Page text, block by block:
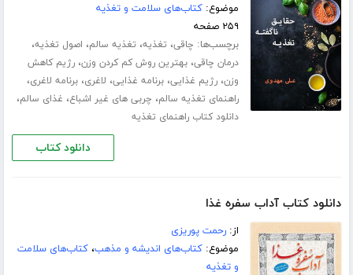
موضوع:کتاب‌های سلامت و تغذیه
۲۵۹ صفحه
برچسب‌ها: چاقی، تغذیه، تغذیه سالم، اصول تغذیه،
درمان چاقی،بهترین روش کم کردن وزن،رژیم کاهش
وزن،رژیم غذایی،برنامه غذایی، لاغری،برنامه لاغری،
راهنمای تغذیه سالم، چربی های غیر اشباع، غذای سالم،
دانلود کتاب راهنمای تغذیه
دانلود کتاب
دانلود کتاب آداب سفره غذا
از:رحمت پوریزی
موضوع:کتاب‌های اندیشه و مذهب،کتاب‌های سلامت
و تغذیه